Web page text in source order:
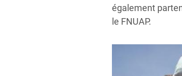
également
le FNUAP.